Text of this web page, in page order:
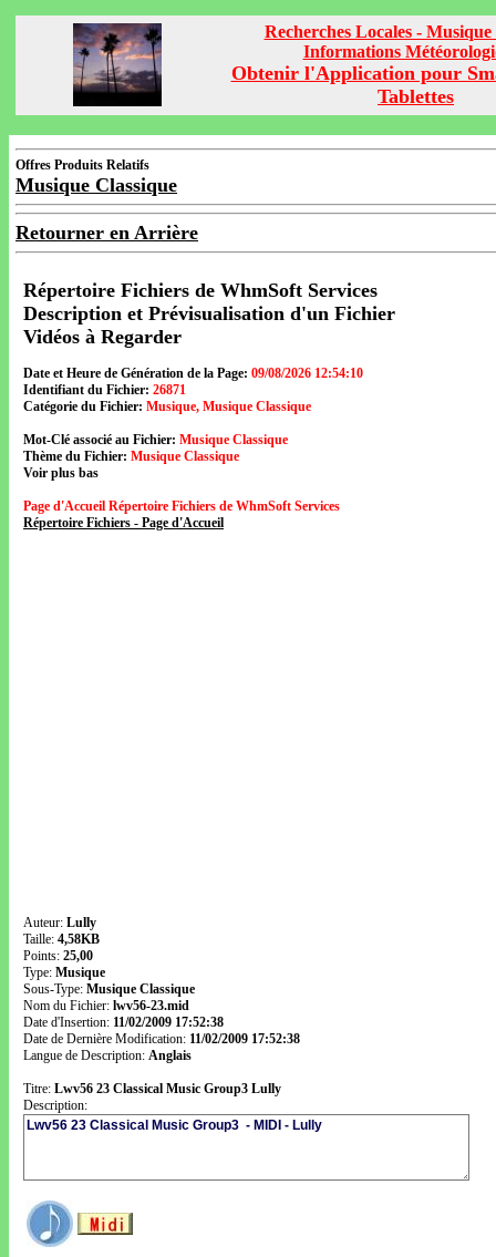
Recherches Locales - Musique
Informations
Obtenir l'Application pour
Tablettes
Offres Produits Relatifs
Musique Classique
Retourner en Arrière
Répertoire Fichiers de WhmSoft Services
Description et Prévisualisation d'un Fichier
Vidéos à Regarder
Date et Heure de Génération de la Page: 09/08/2026 12:54:10
Identifiant du Fichier: 26871
Catégorie du Fichier: Musique, Musique Classique
Mot-Clé associé au Fichier: Musique Classique
Thème du Fichier: Musique Classique
Voir plus bas
Page d'Accueil Répertoire Fichiers de WhmSoft Services
Répertoire Fichiers - Page d'Accueil
Auteur: Lully
Taille: 4,58KB
Points: 25,00
Type: Musique
Sous-Type: Musique Classique
Nom du Fichier: lwv56-23.mid
Date d'Insertion: 11/02/2009 17:52:38
Date de Dernière Modification: 11/02/2009 17:52:38
Langue de Description: Anglais
Titre: Lwv56 23 Classical Music Group3 Lully
Description: